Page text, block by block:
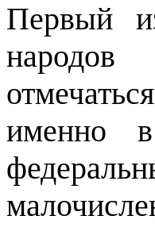
Первый
народов
именно